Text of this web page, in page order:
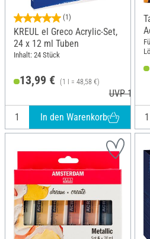
(1)
KREUL el Greco Acrylic-Set,
24 x 12 ml Tuben
Inhalt: 24 Stück
13,99 € (1 l = 48,58 €)
UVP 16,49 €
In den Warenkorb